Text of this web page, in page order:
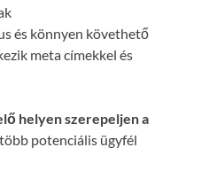
és könnyen követhető
meta címekkel és
helyen szerepeljen a
potenciális ügyfél